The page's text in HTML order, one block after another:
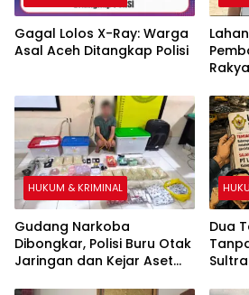
Gagal Lolos X-Ray: Warga
Asal Aceh Ditangkap Polisi
Rugi
HUKUM & KRIMINAL
Gudang Narkoba
Dibongkar, Polisi Buru Otak
Jaringan dan Kejar Aset
Dua